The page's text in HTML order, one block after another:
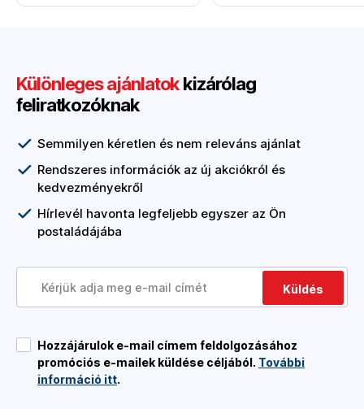
Különleges ajánlatokkizárólag
feliratkozóknak
Semmilyen kéretlen és nem releváns ajánlat
Rendszeres információk az új akciókról és
kedvezményekről
Hírlevél havonta legfeljebb egyszer az Ön
postaládájába
Küldés
Hozzájárulok e-mail címem feldolgozásához
promóciós e-mailek küldése céljából. További
információ itt.